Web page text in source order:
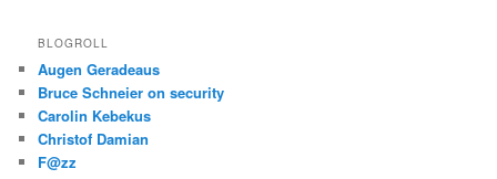
BLOGROLL
Augen Geradeaus
Bruce Schneier on security
Carolin Kebekus
Christof Damian
F@zz